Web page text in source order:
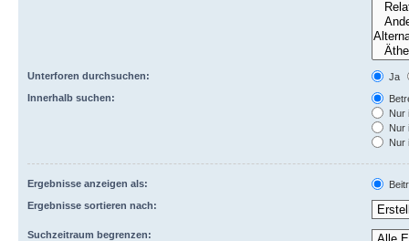
Unterforen durchsuchen:
Ja
Innerhalb suchen:
Nur
Nur
Nur
Ergebnisse anzeigen als:
Ergebnisse sortieren nach:
Suchzeitraum begrenzen: